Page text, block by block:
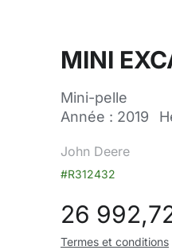
MINI
Mini-pelle
Année : 2019
John Deere
#R312432
26
Termes et conditions